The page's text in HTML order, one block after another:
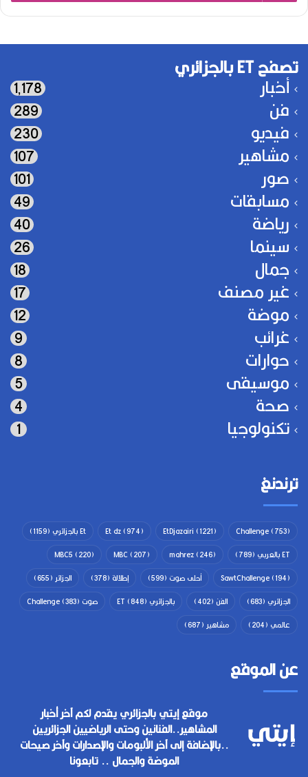
تصفح ET بالجزائري
أخبار 1٬178
فن 289
فيديو 230
مشاهير 107
صور 101
مسابقات 49
رياضة 40
سينما 26
جمال 18
غير مصنف 17
موضة 12
غرائب 9
حوارات 8
موسيقى 5
صحة 4
تكنولوجيا 1
ترندنغ
Challenge(753)
EtDjazairi (1221)
Et dz(974) Et بالجزائري
(1159)
ET بالعربي
(789)
mahrez(246)
MBC(207)
MBC5 (220)
SawtChallenge(194) أحلى صوت (599) إطلالة (378) الجزائر (655)
الجزائري (683) الفن (402) بالجزائري ET (848) صوت Challenge (383)
عالمي (204) مشاهير (687)
عن الموقع
موقع إيتي بالجزائري يقدم لكم آخر أخبار
المشاهير..الفنانين وحتى الرياضيين الجزائريين
..بالإضافة إلى آخر الألبومات والإصدارات وآخر صيحات
الموضة والجمال .. تابعونا